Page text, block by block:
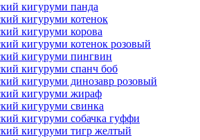
кигуруми панда
кигуруми котенок
кигуруми корова
кигуруми котенок розовый
кигуруми пингвин
кигуруми спанч боб
кигуруми динозавр розовый
кигуруми жираф
кигуруми свинка
кигуруми собачка гуффи
кигуруми тигр желтый